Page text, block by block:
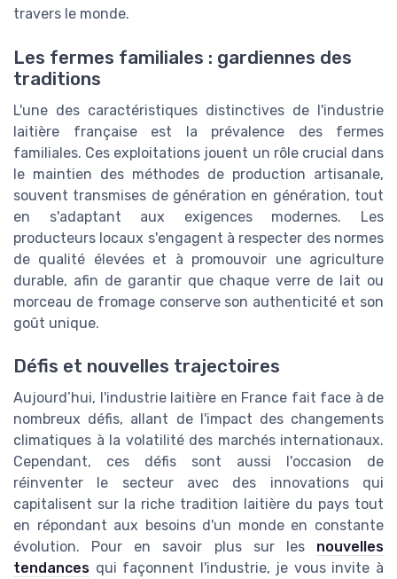
travers le monde.
Les fermes familiales : gardiennes des
traditions
L'une des caractéristiques distinctives de l'industrie
laitière française est la prévalence des fermes
familiales. Ces exploitations jouent un rôle crucial dans
le maintien des méthodes de production artisanale,
souvent transmises de génération en génération, tout
en s'adaptant aux exigences modernes. Les
producteurs locaux s'engagent à respecter des normes
de qualité élevées et à promouvoir une agriculture
durable, afin de garantir que chaque verre de lait ou
morceau de fromage conserve son authenticité et son
goût unique.
Défis et nouvelles trajectoires
Aujourd’hui, l'industrie laitière en France fait face à de
nombreux défis, allant de l'impact des changements
climatiques à la volatilité des marchés internationaux.
Cependant, ces défis sont aussi l'occasion de
réinventer le secteur avec des innovations qui
capitalisent sur la riche tradition laitière du pays tout
en répondant aux besoins d'un monde en constante
évolution. Pour en savoir plus sur les nouvelles
tendances qui façonnent l'industrie, je vous invite à